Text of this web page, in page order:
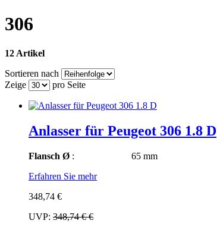
306
12 Artikel
Sortieren nach
Zeige
pro Seite
Anlasser für Peugeot 306 1.8 D
Flansch Ø : 65 mm
Erfahren Sie mehr
348,74 €
UVP: 348,74 €€